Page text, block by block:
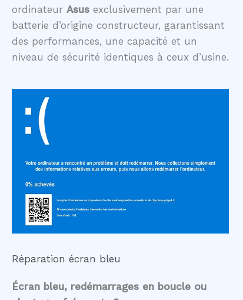
ordinateur Asus exclusivement par une
batterie d’origine constructeur, garantissant
des performances, une capacité et un
niveau de sécurité identiques à ceux d’usine.
Réparation écran bleu
Écran bleu, redémarrages en boucle ou